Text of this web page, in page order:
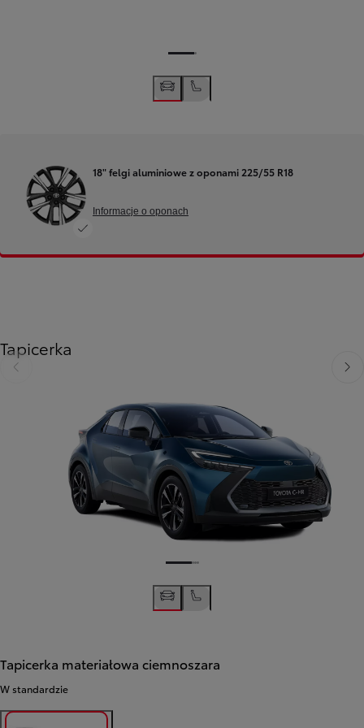
18" felgi aluminiowe z oponami 225/55 R18
Informacje o oponach
Tapicerka
Poprzedni
Tapicerka materiałowa ciemnoszara
W standardzie